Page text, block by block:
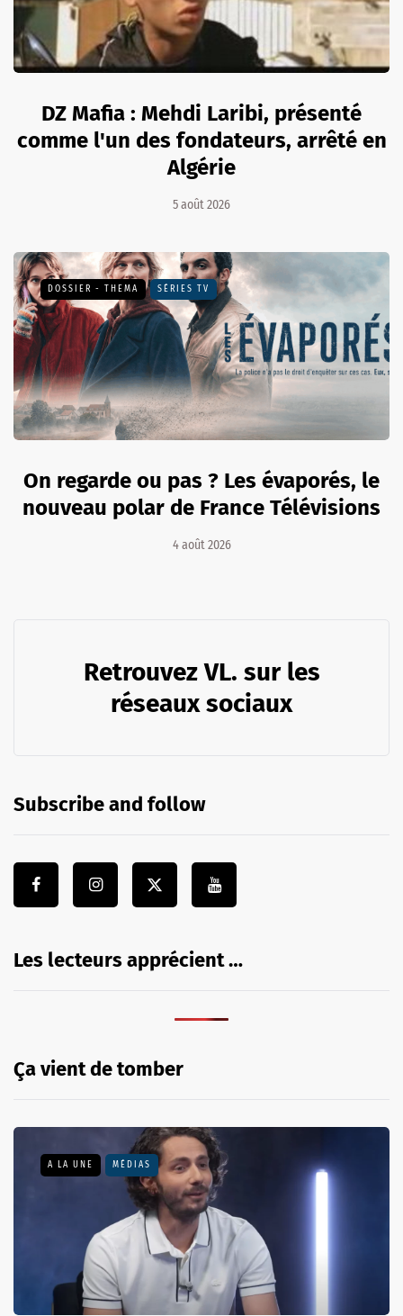
DZ Mafia : Mehdi Laribi, présenté
comme l'un des fondateurs, arrêté en
Algérie
5 août 2026
DOSSIER - THEMA SÉRIES TV
On regarde ou pas ? Les évaporés, le
nouveau polar de France Télévisions
4 août 2026
Retrouvez VL. sur les
réseaux sociaux
Subscribe and follow
Les lecteurs apprécient …
Ça vient de tomber
A LA UNE MÉDIAS